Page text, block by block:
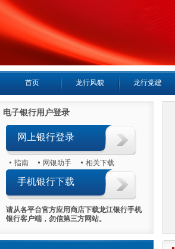
首页 龙行风貌 龙行党建
电子银行用户登录
网上银行登录
指南 网银助手 相关下载
手机银行下载
请从各平台官方应用商店下载龙江银行手机
银行客户端，勿信第三方网站。